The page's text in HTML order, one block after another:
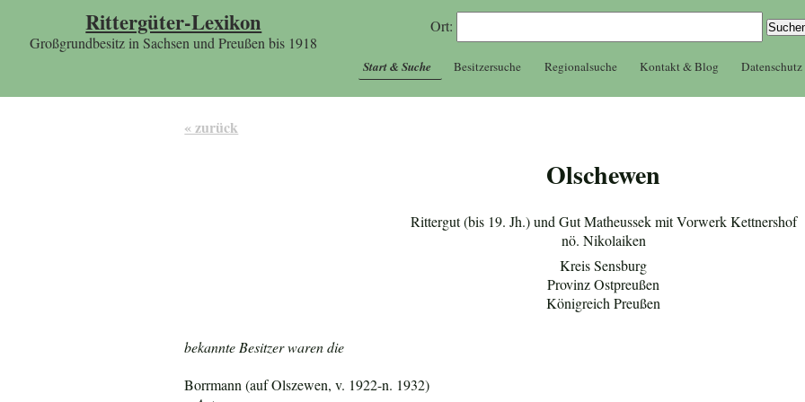
Rittergüter-Lexikon
Großgrundbesitz in Sachsen und Preußen bis 1918
Ort:
Start & Suche Besitzersuche Regionalsuche Kontakt & Blog Datenschutz
« zurück
Olschewen
Rittergut (bis 19. Jh.) und Gut Matheussek mit Vorwerk Kettnershof
nö. Nikolaiken
Kreis Sensburg
Provinz Ostpreußen
Königreich Preußen
bekannte Besitzer waren die
Borrmann (auf Olszewen, v. 1922-n. 1932)